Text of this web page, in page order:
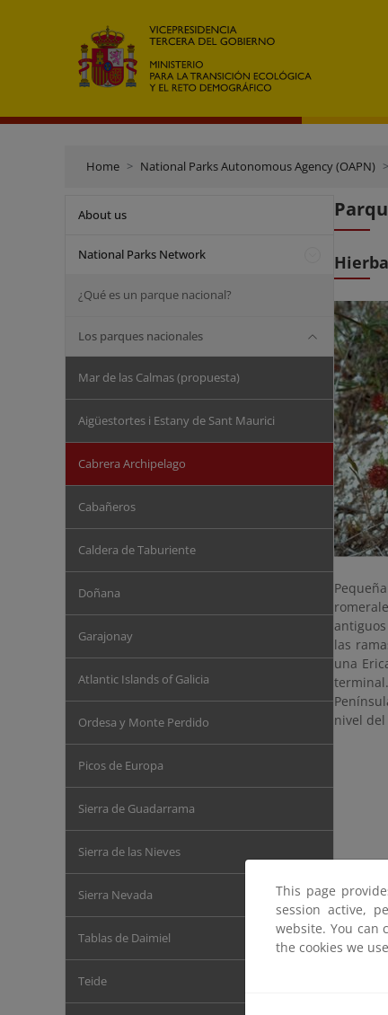
Home National Parks Autonomous Agency (OAPN)
About us
National Parks Network
¿Qué es un parque nacional?
Los parques nacionales
Mar de las Calmas (propuesta)
Aigüestortes i Estany de Sant Maurici
Cabrera Archipelago
Cabañeros
Caldera de Taburiente
Doñana
Garajonay
Atlantic Islands of Galicia
Ordesa y Monte Perdido
Picos de Europa
Sierra de Guadarrama
Sierra de las Nieves
Sierra Nevada
Tablas de Daimiel
Teide
las
una
nivel
This page
session active,
website. You can
the cookies we